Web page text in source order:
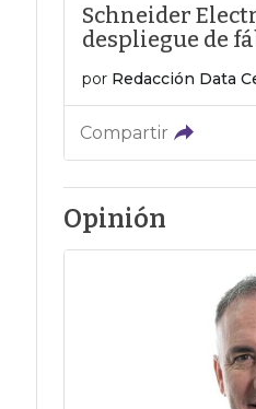
Schneider
despliegue de
por Redacción Data
Compartir
Opinión